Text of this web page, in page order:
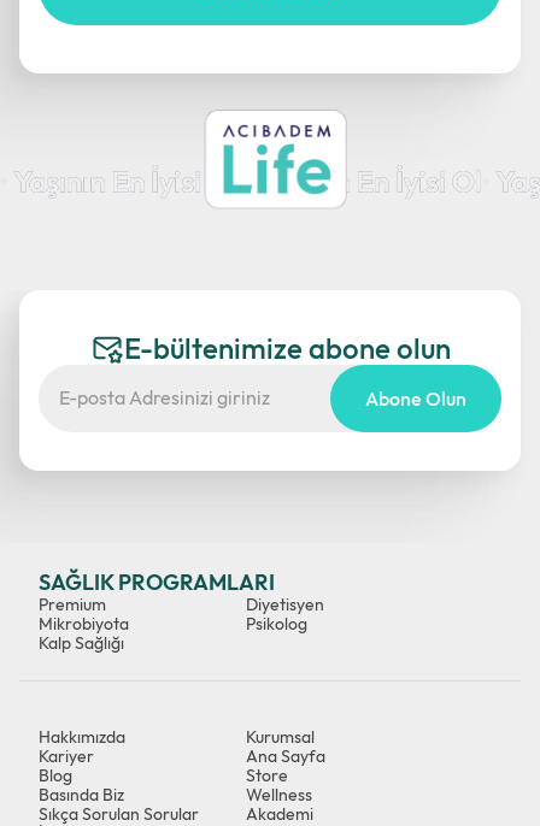
E-bültenimize abone olun
Abone Olun
SAĞLIK PROGRAMLARI
Premium
Mikrobiyota
Kalp Sağlığı
Diyetisyen
Psikolog
Hakkımızda
Kurumsal
Kariyer
Ana Sayfa
Blog
Store
Basında Biz
Wellness
Sıkça Sorulan Sorular
Akademi